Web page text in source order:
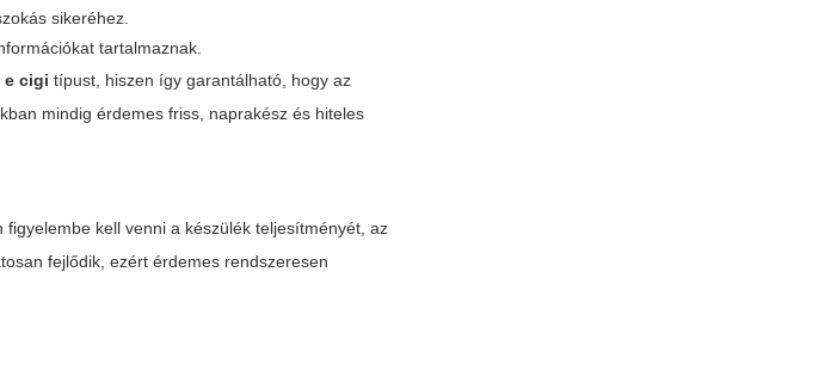
sikeréhez.
tartalmaznak.
e cigi típust, hiszen így garantálható, hogy az
mindig érdemes friss, naprakész és hiteles
kell venni a készülék teljesítményét, az
fejlődik, ezért érdemes rendszeresen